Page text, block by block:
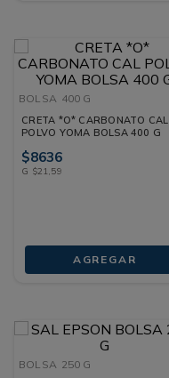
BOLSA 400 G
CRETA *O* CARBONATO CAL
POLVO YOMA BOLSA 400 G
$8636
G $21,59
AGREGAR
BOLSA 250 G